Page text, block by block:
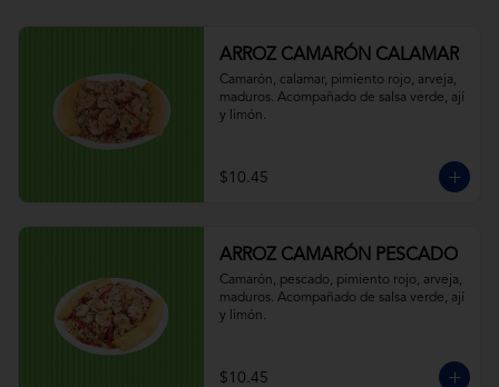
ARROZ CAMARÓN CALAMAR
Camarón, calamar, pimiento rojo, arveja,
maduros. Acompañado de salsa verde, ají
y limón.
$10.45
ARROZ CAMARÓN PESCADO
Camarón, pescado, pimiento rojo, arveja,
maduros. Acompañado de salsa verde, ají
y limón.
$10.45